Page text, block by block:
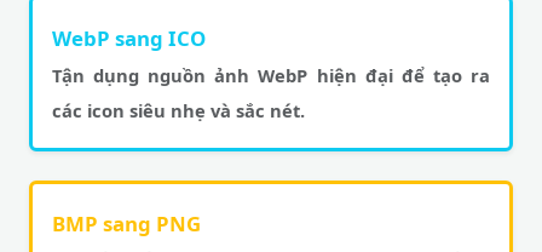
WebP sang ICO
Tận dụng nguồn ảnh WebP hiện đại để tạo ra
các icon siêu nhẹ và sắc nét.
BMP sang PNG